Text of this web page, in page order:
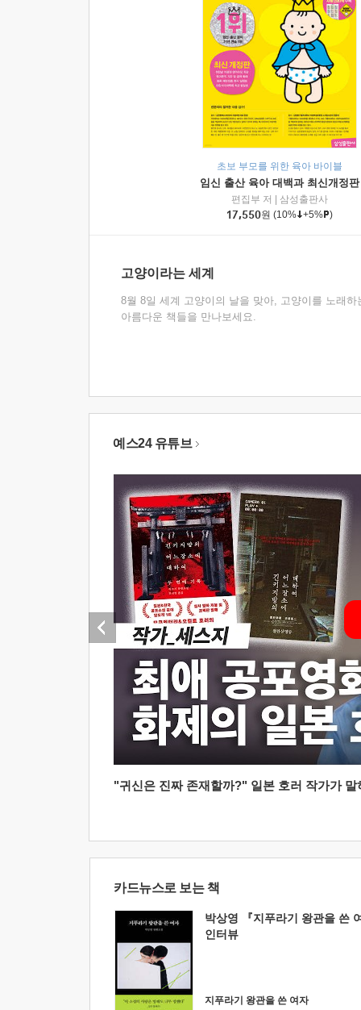
초보 부모를 위한 육아 바이블
임신 출산 육아 대백과 최신개정판
편집부 저
삼성출판사
17,550원 (10% +5% )
고양이라는 세계
8월 8일 세계 고양이의 날을 맞아, 고양이를 노래하
아름다운 책들을 만나보세요.
예스24 유튜브
"귀신은 진짜 존재할까?" 일본 호러 작가가
카드뉴스로 보는 책
박상영 『지푸라기 왕관을 쓴
인터뷰
지푸라기 왕관을 쓴 여자